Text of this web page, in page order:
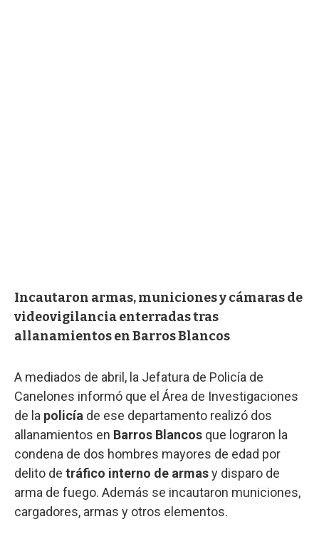
Incautaron armas, municiones y cámaras de
videovigilancia enterradas tras
allanamientos en Barros Blancos
A mediados de abril, la Jefatura de Policía de
Canelones informó que el Área de Investigaciones
de la policía de ese departamento realizó dos
allanamientos en Barros Blancos que lograron la
condena de dos hombres mayores de edad por
delito de tráfico interno de armasy disparo de
arma de fuego. Además se incautaron municiones,
cargadores, armas y otros elementos.